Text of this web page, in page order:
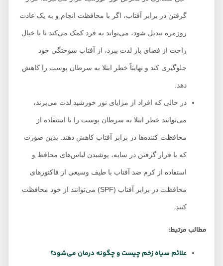
گرفتن در برابر آفتاب، اگر با محافظت انجام و به یک عادت
روزمره تبدیل شود، می‌تواند به فرد کمک می‌کند تا با خیال
راحت از فضای باز لذت ببرد، از آفتاب سوختگی خود
جلوگیری کند و نهایتاً خطر ابتلا به سرطان پوست را کاهش
در حالی که افراد از مزایای نور خورشید لذت می‌برند،
می‌توانند خطر ابتلا به سرطان پوست را با استفاده از
محافظت کننده‌ها در برابر آفتاب کاهش دهند. بدین صورت
که با قرار گرفتن در سایه، پوشیدن لباس‌های محافظ و
استفاده از کرم ضد آفتاب با طیف وسیعی از فاکتورهای
محافظت در برابر آفتاب (SPF) می‌توانند از خود محافظت
مطالب مرتبط:
علائم سیاه زخم چیست و چگونه درمان می‌شود؟